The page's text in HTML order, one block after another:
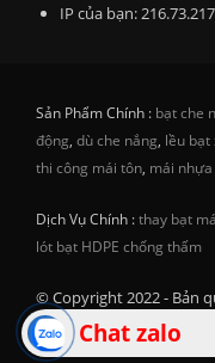
Chat zalo
IP của bạn:
Sản Phẩm Chính : bạt che
động, dù che nắng, lều bạt
thi công mái tôn, mái
Dịch Vụ Chính :thay bạt
lót bạt HDPE chống thấm
© Copyright 2022 - Bản